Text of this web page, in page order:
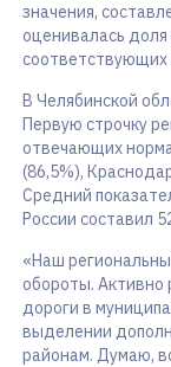
значения,
оценивалась
В Челябинской
Первую строчку
отвечающих
(86,5%),
Средний
России составил
«Наш
обороты. Активно
дороги в
выделении
районам. Думаю,